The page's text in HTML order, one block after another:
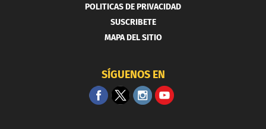
POLITICAS DE PRIVACIDAD
SUSCRIBETE
MAPA DEL SITIO
SÍGUENOS EN